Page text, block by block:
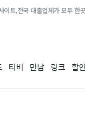
이트,전국 대출업체가 모두 한
티비 만남 링크 할인